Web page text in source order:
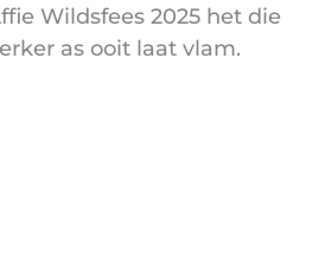
Wildsfees 2025 het die
as ooit laat vlam.